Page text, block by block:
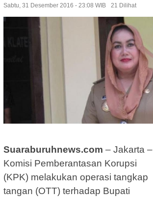
Sabtu, 31 Desember 2016 - 23:08 WIB 21 Dilihat
Suaraburuhnews.com – Jakarta –
Komisi Pemberantasan Korupsi
(KPK) melakukan operasi tangkap
tangan (OTT) terhadap Bupati